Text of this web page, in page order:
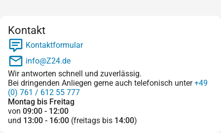
Kontakt
Kontaktformular
info@Z24.de
Wir antworten schnell und zuverlässig.
Bei dringenden Anliegen gerne auch telefonisch unter+49
(0) 761 / 612 55 777
Montag bis Freitag
von 09:00 - 12:00
und 13:00 - 16:00 (freitags bis 14:00)